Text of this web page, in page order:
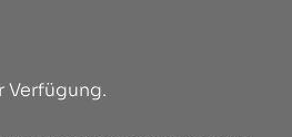
Verfügung.